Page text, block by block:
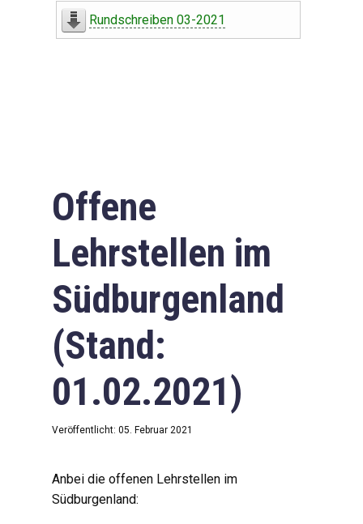
Rundschreiben 03-2021
Offene
Lehrstellen im
Südburgenland
(Stand:
01.02.2021)
Veröffentlicht: 05. Februar 2021
Anbei die offenen Lehrstellen im
Südburgenland: